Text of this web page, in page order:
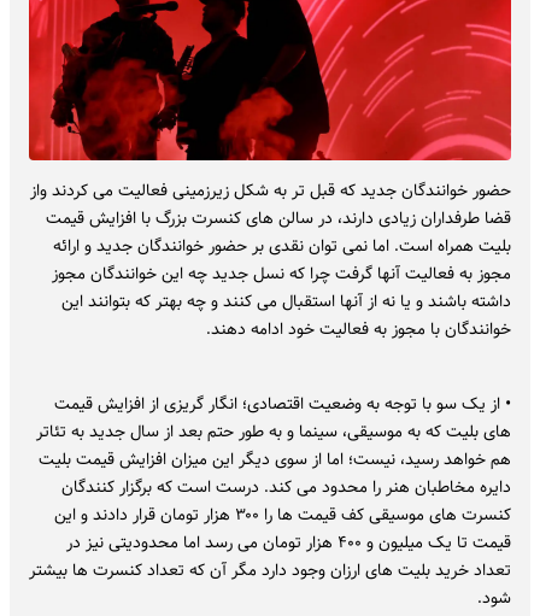
حضور خوانندگان جدید که قبل تر به شکل زیرزمینی فعالیت می کردند واز
قضا طرفداران زیادی دارند، در سالن های کنسرت بزرگ با افزایش قیمت
بلیت همراه است. اما نمی توان نقدی بر حضور خوانندگان جدید و ارائه
مجوز به فعالیت آنها گرفت چرا که نسل جدید چه این خوانندگان مجوز
داشته باشند و یا نه از آنها استقبال می کنند و چه بهتر که بتوانند این
خوانندگان با مجوز به فعالیت خود ادامه دهند.
• از یک سو با توجه به وضعیت اقتصادی؛ انگار گریزی از افزایش قیمت
های بلیت که به موسیقی، سینما و به طور حتم بعد از سال جدید به تئاتر
هم خواهد رسید، نیست؛ اما از سوی دیگر این میزان افزایش قیمت بلیت
دایره مخاطبان هنر را محدود می کند. درست است که برگزار کنندگان
کنسرت های موسیقی کف قیمت ها را ۳۰۰ هزار تومان قرار دادند و این
قیمت تا یک میلیون و ۴۰۰ هزار تومان می رسد اما محدودیتی نیز در
تعداد خرید بلیت های ارزان وجود دارد مگر آن که تعداد کنسرت ها بیشتر
شود.